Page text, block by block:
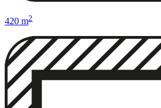
420 m2